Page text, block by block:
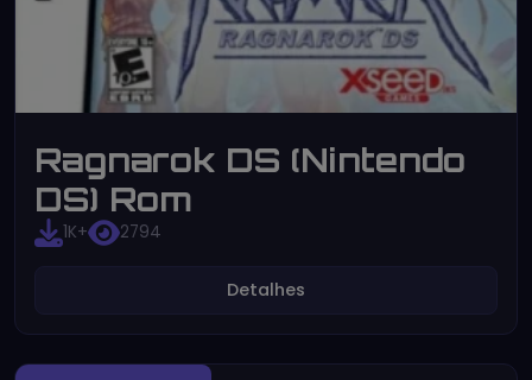
Ragnarok DS (Nintendo
DS) Rom
1K+ 2794
Detalhes